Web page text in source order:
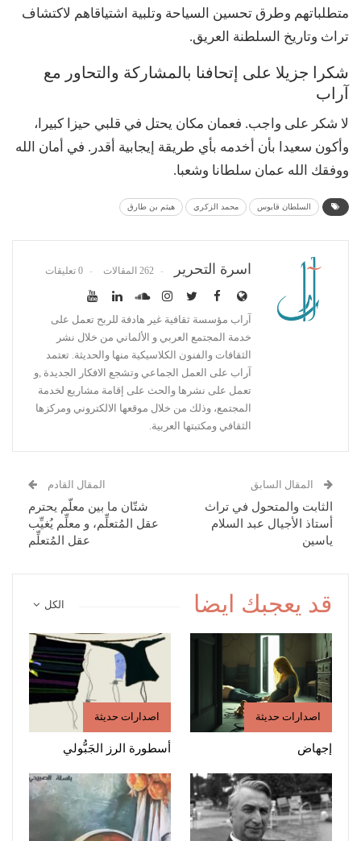
متطلباتهم وطرق تحسين السياحة وتلبية اشتياقاهم لاكتشاف
تراث وتاريخ السلطنة العريق.
شكرا جزيلا على إتحافنا بالمشاركة والتحاور مع
آراب
لا شكر على واجب. فعمان مكان يحتل في قلبي حيزا كبيرا،
وأكون سعيدا بأن أخدمه بأي طريقة إيجابية أقدر. في أمان الله
ووفقك الله عمان سلطانا وشعبا.
السلطان قابوس محمد الزكري هيثم بن طارق
اسرة التحرير 262 المقالات 0 تعليقات
آراب مؤسسة ثقافية غير هادفة للربح تعمل على
خدمة المجتمع العربي و الألماني من خلال نشر
الثقافات والفنون الكلاسيكية منها والحديثة. تعتمد
آراب على العمل الجماعي وتشجع الافكار الجديدة ,و
تعمل على نشرها والحث على إقامة مشاريع لخدمة
المجتمع، وذلك من خلال موقعها الالكتروني ومركزها
الثقافي ومكتبتها العربية.
المقال السابق
الثابت والمتحول في تراث
أستاذ الأجيال عبد السلام
ياسين
المقال القادم
شتّان ما بين معلّم يحترم
عقل المُتعلِّم، و معلِّم يُغيِّب
عقل المُتعلِّم
الكل قد يعجبك ايضا
اصدارات حديثة
إجهاض
اصدارات حديثة
أسطورة الرز الجَبُّولي